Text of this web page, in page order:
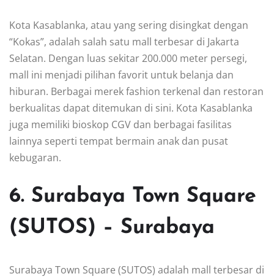
Kota Kasablanka, atau yang sering disingkat dengan
“Kokas”, adalah salah satu mall terbesar di Jakarta
Selatan. Dengan luas sekitar 200.000 meter persegi,
mall ini menjadi pilihan favorit untuk belanja dan
hiburan. Berbagai merek fashion terkenal dan restoran
berkualitas dapat ditemukan di sini. Kota Kasablanka
juga memiliki bioskop CGV dan berbagai fasilitas
lainnya seperti tempat bermain anak dan pusat
kebugaran.
6. Surabaya Town Square
(SUTOS) – Surabaya
Surabaya Town Square (SUTOS) adalah mall terbesar di